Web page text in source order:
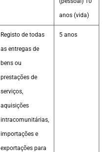
anos (vida)
Registo de todas
as entregas de
bens ou
prestações de
serviços,
aquisições
intracomunitárias,
importações e
exportações para
5 anos